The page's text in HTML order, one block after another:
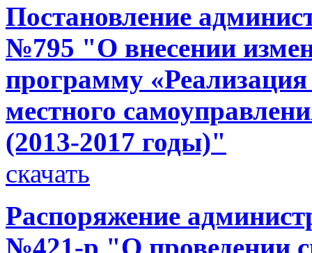
Постановление
№795 "О внесении
программу
местного
(2013-2017 годы)"
скачать
Распоряжение
№421-р "О проведении